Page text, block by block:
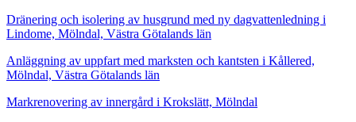
Dränering och isolering av husgrund med ny dagvattenledning i
Lindome, Mölndal, Västra Götalands län
Anläggning av uppfart med marksten och kantsten i Kållered,
Mölndal, Västra Götalands län
Markrenovering av innergård i Krokslätt, Mölndal